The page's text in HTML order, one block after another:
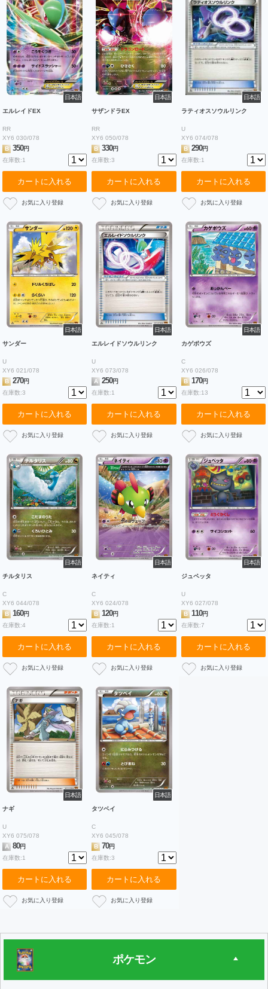
日本語
エルレイドEX
RR
XY6 030/078
B
350円
在庫数:1
カートに入れる
日本語
サザンドラEX
RR
XY6 050/078
B
330円
在庫数:3
カートに入れる
日本語
ラティオスソウルリンク
U
XY6 074/078
B 290円
在庫数:1
カートに入れる
日本語
サンダー
U
XY6 021/078
B
270円
在庫数:3
カートに入れる
日本語
エルレイドソウルリンク
U
XY6 073/078
A
250円
在庫数:1
カートに入れる
日本語
カゲボウズ
C
XY6 026/078
B 170円
在庫数:13
カートに入れる
日本語
チルタリス
C
XY6 044/078
B
160円
在庫数:4
カートに入れる
日本語
ネイティ
C
XY6 024/078
B
120円
在庫数:1
カートに入れる
日本語
ジュペッタ
U
XY6 027/078
B 110円
在庫数:7
カートに入れる
日本語
ナギ
U
XY6 075/078
A
80円
在庫数:1
カートに入れる
日本語
タツベイ
C
XY6 045/078
B
70円
在庫数:3
カートに入れる
ポケモン